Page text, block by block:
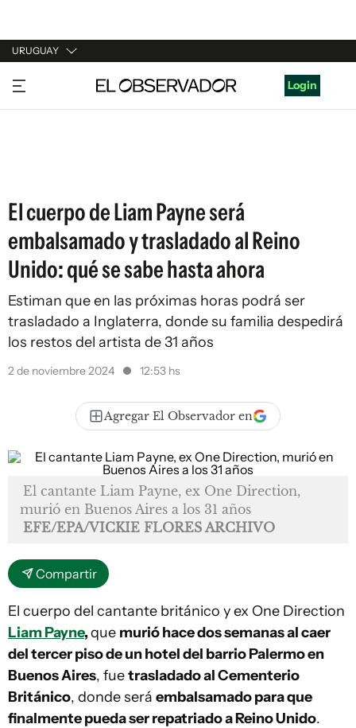
URUGUAY
URUGUAY
ARGENTINA
Login
El cuerpo de Liam Payne será
embalsamado y trasladado al Reino
Unido: qué se sabe hasta ahora
Estiman que en las próximas horas podrá ser
trasladado a Inglaterra, donde su familia despedirá
los restos del artista de 31 años
2 de noviembre 2024 12:53 hs
Agregar El Observador en
El cantante Liam Payne, ex One Direction,
murió en Buenos Aires a los 31 años
EFE/EPA/VICKIE FLORES ARCHIVO
Compartir
El cuerpo del cantante británico y ex One Direction
Liam Payne,que murió hace dos semanas al caer
del tercer piso de un hotel del barrio Palermo en
Buenos Aires, fuetrasladado al Cementerio
Británico, donde será embalsamado para que
finalmente pueda ser repatriado a Reino Unido.